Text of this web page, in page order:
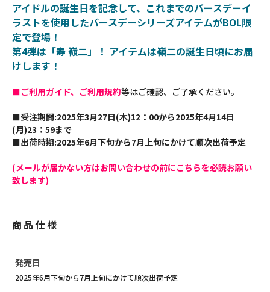
アイドルの誕生日を記念して、これまでのバースデーイ
ラストを使用したバースデーシリーズアイテムがBOL限
定で登場！
第4弾は「寿 嶺二」！ アイテムは嶺二の誕生日頃にお届
けします！
■ご利用ガイド、ご利用規約等はご確認、ご了承ください。
■受注期間:2025年3月27日(木)12：00から2025年4月14日
(月)23：59まで
■出荷時期:2025年6月下旬から7月上旬にかけて順次出荷予定
(メールが届かない方はお問い合わせの前にこちらを必読お願い
致します)
商品仕様
発売日
2025年6月下旬から7月上旬にかけて順次出荷予定